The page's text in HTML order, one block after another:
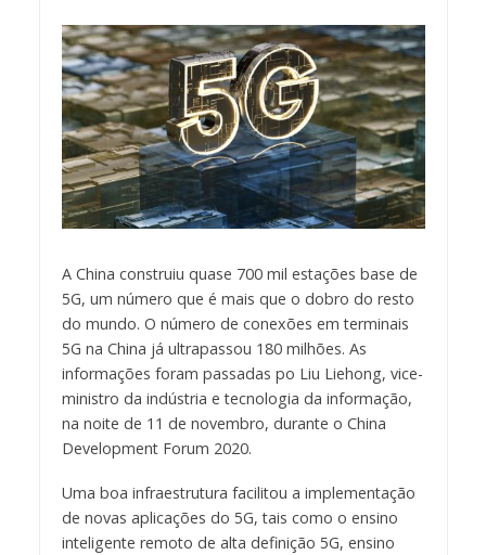
A China construiu quase 700 mil estações base de
5G, um número que é mais que o dobro do resto
do mundo. O número de conexões em terminais
5G na China já ultrapassou 180 milhões. As
informações foram passadas po Liu Liehong, vice-
ministro da indústria e tecnologia da informação,
na noite de 11 de novembro, durante o China
Development Forum 2020.
Uma boa infraestrutura facilitou a implementação
de novas aplicações do 5G, tais como o ensino
inteligente remoto de alta definição 5G, ensino